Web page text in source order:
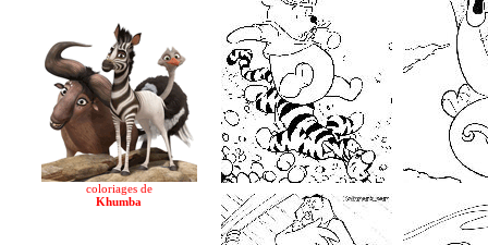
coloriages de
Khumba